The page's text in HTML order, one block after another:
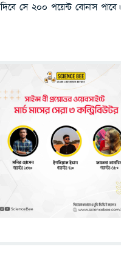
দিবে সে ২০০ পয়েন্ট বোনাস পাবে।